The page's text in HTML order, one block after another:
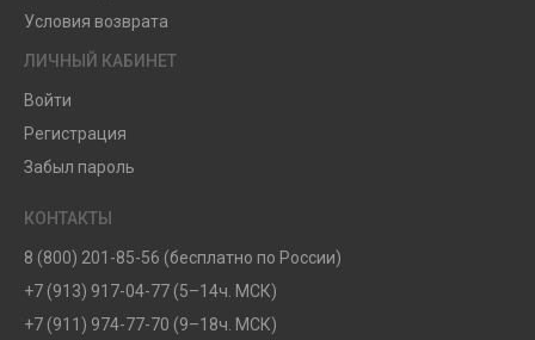
Условия возврата
ЛИЧНЫЙ КАБИНЕТ
Войти
Регистрация
Забыл пароль
КОНТАКТЫ
8 (800) 201-85-56 (бесплатно по России)
+7 (913) 917-04-77 (5–14ч. МСК)
+7 (911) 974-77-70 (9–18ч. МСК)